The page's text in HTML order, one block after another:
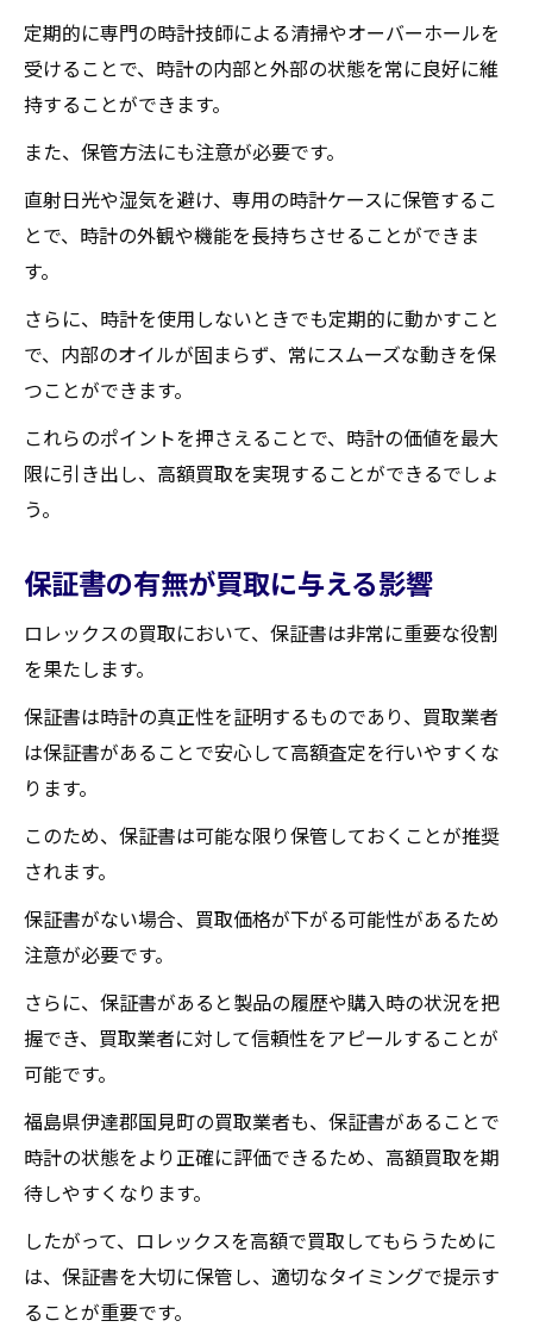
定期的に専門の時計技師による清掃やオーバーホールを
受けることで、時計の内部と外部の状態を常に良好に維
持することができます。
また、保管方法にも注意が必要です。
直射日光や湿気を避け、専用の時計ケースに保管するこ
とで、時計の外観や機能を長持ちさせることができま
す。
さらに、時計を使用しないときでも定期的に動かすこと
で、内部のオイルが固まらず、常にスムーズな動きを保
つことができます。
これらのポイントを押さえることで、時計の価値を最大
限に引き出し、高額買取を実現することができるでしょ
う。
保証書の有無が買取に与える影響
ロレックスの買取において、保証書は非常に重要な役割
を果たします。
保証書は時計の真正性を証明するものであり、買取業者
は保証書があることで安心して高額査定を行いやすくな
ります。
このため、保証書は可能な限り保管しておくことが推奨
されます。
保証書がない場合、買取価格が下がる可能性があるため
注意が必要です。
さらに、保証書があると製品の履歴や購入時の状況を把
握でき、買取業者に対して信頼性をアピールすることが
可能です。
福島県伊達郡国見町の買取業者も、保証書があることで
時計の状態をより正確に評価できるため、高額買取を期
待しやすくなります。
したがって、ロレックスを高額で買取してもらうために
は、保証書を大切に保管し、適切なタイミングで提示す
ることが重要です。